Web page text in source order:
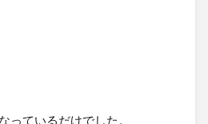
っているだけでした。